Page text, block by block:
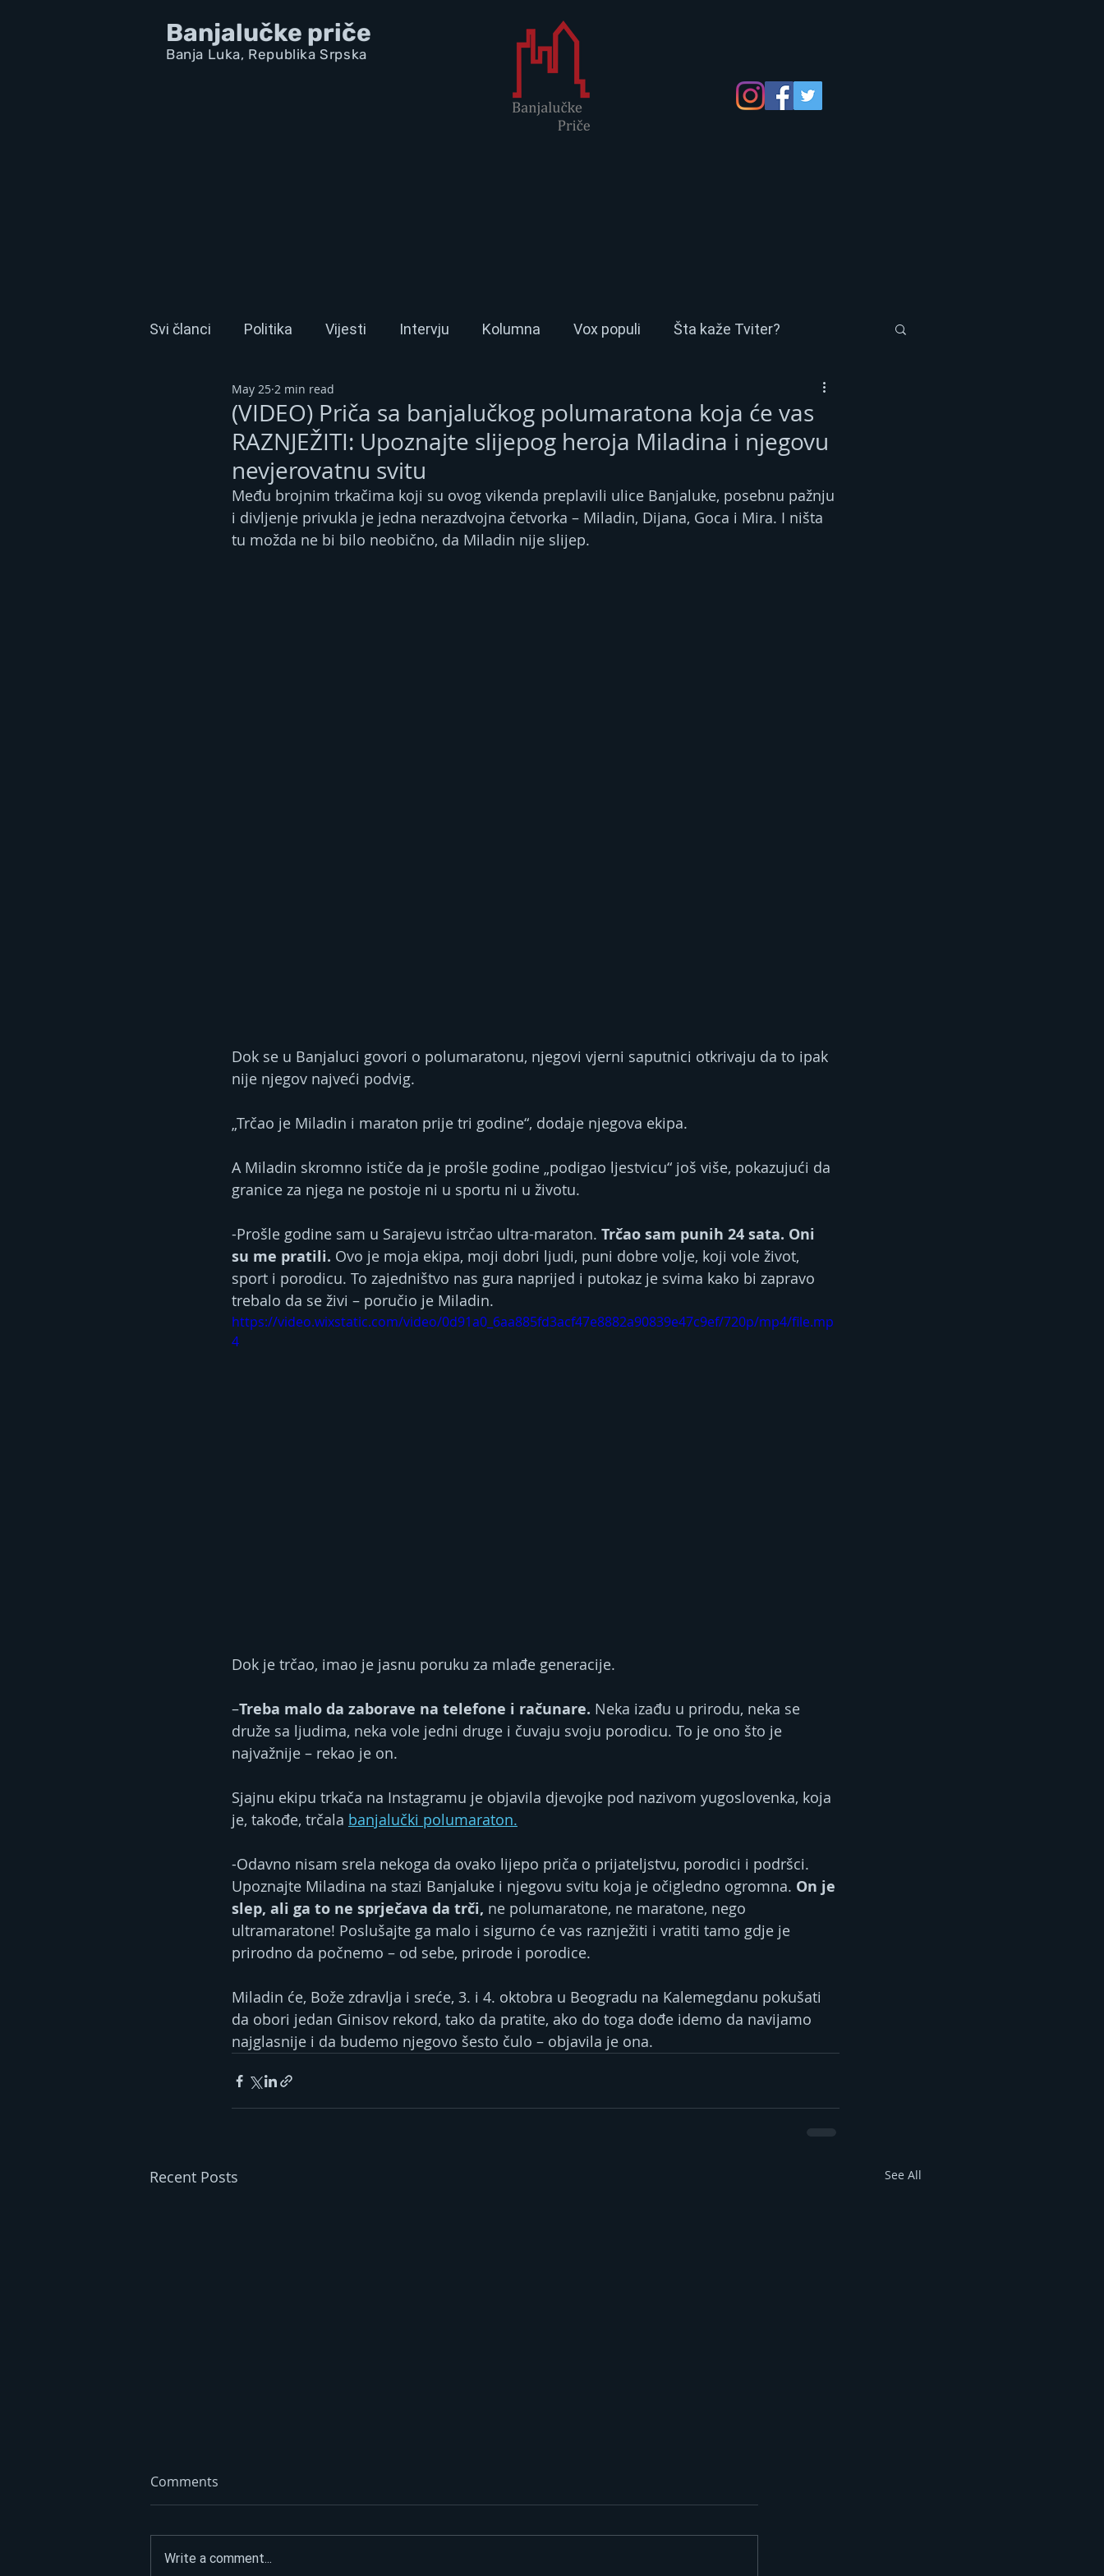
Banjalučke priče
Banja Luka, Republika Srpska
Svi članci Politika Vijesti Intervju Kolumna Vox populi Šta kaže Tviter?
(VIDEO) Priča sa banjalučkog polumaratona koja će vas
RAZNJEŽITI: Upoznajte slijepog heroja Miladina i njegovu
nevjerovatnu svitu
May 25 2 min read
Među brojnim trkačima koji su ovog vikenda preplavili ulice Banjaluke, posebnu pažnju
i divljenje privukla je jedna nerazdvojna četvorka – Miladin, Dijana, Goca i Mira. I ništa
tu možda ne bi bilo neobično, da Miladin nije slijep.
Dok se u Banjaluci govori o polumaratonu, njegovi vjerni saputnici otkrivaju da to ipak
nije njegov najveći podvig.
„Trčao je Miladin i maraton prije tri godine“, dodaje njegova ekipa.
A Miladin skromno ističe da je prošle godine „podigao ljestvicu“ još više, pokazujući da
granice za njega ne postoje ni u sportu ni u životu.
-Prošle godine sam u Sarajevu istrčao ultra-maraton. Trčao sam punih 24 sata. Oni
su me pratili. Ovo je moja ekipa, moji dobri ljudi, puni dobre volje, koji vole život,
sport i porodicu. To zajedništvo nas gura naprijed i putokaz je svima kako bi zapravo
trebalo da se živi – poručio je Miladin.
https://video.wixstatic.com/video/0d91a0_6aa885fd3acf47e8882a90839e47c9ef/720p/mp4/file.mp
4
Dok je trčao, imao je jasnu poruku za mlađe generacije.
–Treba malo da zaborave na telefone i računare. Neka izađu u prirodu, neka se
druže sa ljudima, neka vole jedni druge i čuvaju svoju porodicu. To je ono što je
najvažnije – rekao je on.
Sjajnu ekipu trkača na Instagramu je objavila djevojke pod nazivom yugoslovenka, koja
je, takođe, trčala banjalučki polumaraton.
-Odavno nisam srela nekoga da ovako lijepo priča o prijateljstvu, porodici i podršci.
Upoznajte Miladina na stazi Banjaluke i njegovu svitu koja je očigledno ogromna. On je
slep, ali ga to ne sprječava da trči, ne polumaratone, ne maratone, nego
ultramaratone! Poslušajte ga malo i sigurno će vas raznježiti i vratiti tamo gdje je
prirodno da počnemo – od sebe, prirode i porodice.
Miladin će, Bože zdravlja i sreće, 3. i 4. oktobra u Beogradu na Kalemegdanu pokušati
da obori jedan Ginisov rekord, tako da pratite, ako do toga dođe idemo da navijamo
najglasnije i da budemo njegovo šesto čulo – objavila je ona.
Recent Posts See All
Comments
Write a comment...